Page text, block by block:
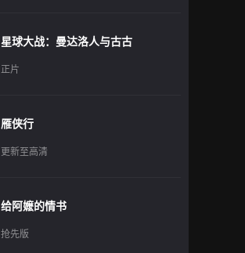
星球大战：曼达洛人与古古
正片
雁侠行
更新至高清
给阿嬷的情书
抢先版